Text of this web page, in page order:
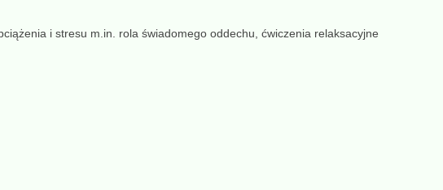
i stresu m.in. rola świadomego oddechu, ćwiczenia relaksacyjne